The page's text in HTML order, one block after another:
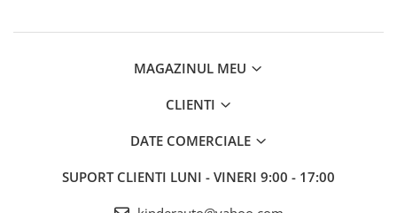
MAGAZINUL MEU
CLIENTI
DATE COMERCIALE
SUPORT CLIENTI LUNI - VINERI 9:00 - 17:00